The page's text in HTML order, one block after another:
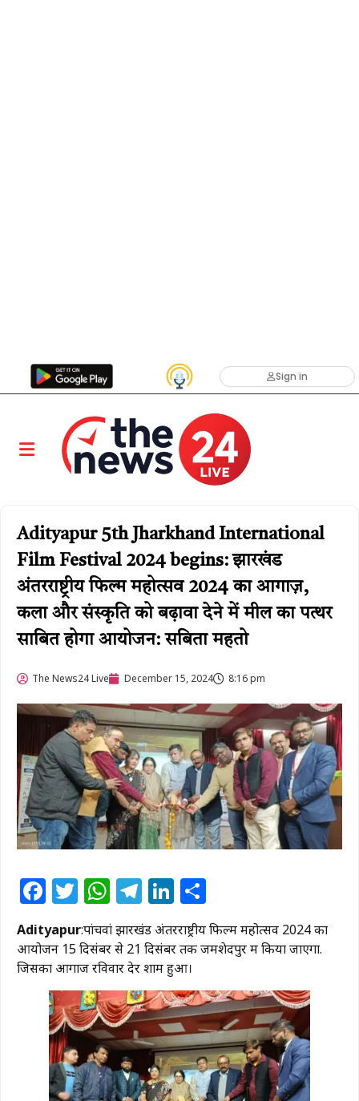
Sign in
Adityapur 5th Jharkhand International
Film Festival 2024 begins: झारखंड
अंतरराष्ट्रीय फिल्म महोत्सव 2024 का आगाज़,
कला और संस्कृति को बढ़ावा देने में मील का पत्थर
साबित होगा आयोजन: सबिता महतो
The News24 Live December 15, 2024 8:16 pm
Facebook
Twitter
WhatsApp
Telegram
LinkedIn
Adityapur:पांचवां झारखंड अंतरराष्ट्रीय फिल्म महोत्सव 2024 का
आयोजन 15 दिसंबर से 21 दिसंबर तक जमशेदपुर में किया जाएगा.
जिसका आगाज रविवार देर शाम हुआ।